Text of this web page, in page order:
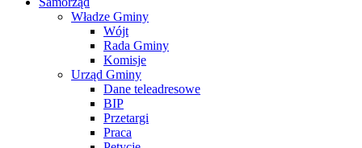
Władze Gminy
Wójt
Rada Gminy
Komisje
Urząd Gminy
Dane teleadresowe
BIP
Przetargi
Praca